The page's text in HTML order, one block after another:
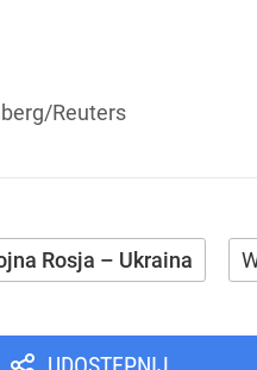
Reuters
Rosja – Ukraina